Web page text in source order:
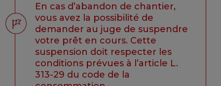
En cas d’abandon de chantier,
vous avez la possibilité de
demander au juge de suspendre
votre prêt en cours. Cette
suspension doit respecter les
conditions prévues à l’article L.
313-29 du code de la